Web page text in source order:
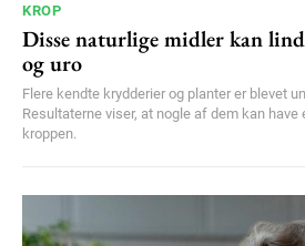
KROP
Disse naturlige midler kan
og uro
Flere kendte krydderier og planter er blevet
Resultaterne viser, at nogle af dem kan have
kroppen.